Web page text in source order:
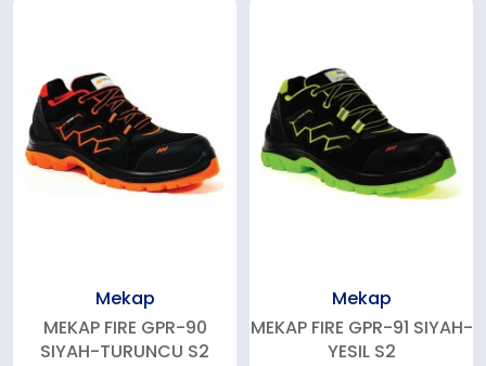
Mekap
MEKAP FIRE GPR-90
SIYAH-TURUNCU S2
Mekap
MEKAP FIRE GPR-91 SIYAH-
YESIL S2